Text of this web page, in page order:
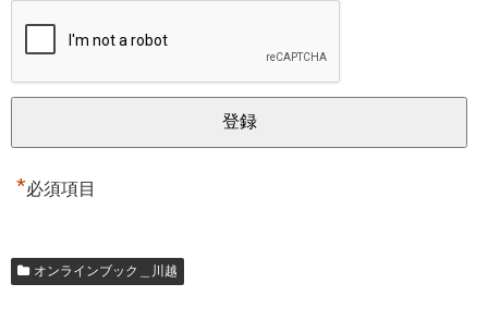
*必須項目
オンラインブック＿川越